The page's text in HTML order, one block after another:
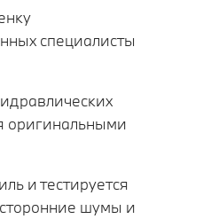
специалисты
оригинальными
и тестируется
шумы и